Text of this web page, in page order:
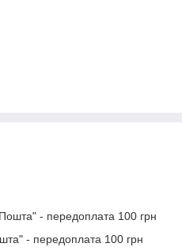
- передоплата 100 грн
- передоплата 100 грн